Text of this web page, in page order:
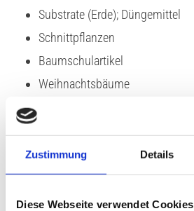
Zustimmung Details
Diese Webseite verwendet Cookies
Substrate (Erde); Düngemittel
Schnittpflanzen
Baumschulartikel
Weihnachtsbäume
Saatgut
Stauden
Geschenkgutscheine